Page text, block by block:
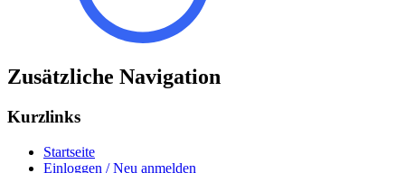
Zusätzliche Navigation
Kurzlinks
Startseite
Einloggen / Neu anmelden